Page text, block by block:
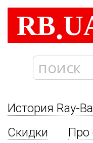
RB.
История Ray-
Скидки
Про